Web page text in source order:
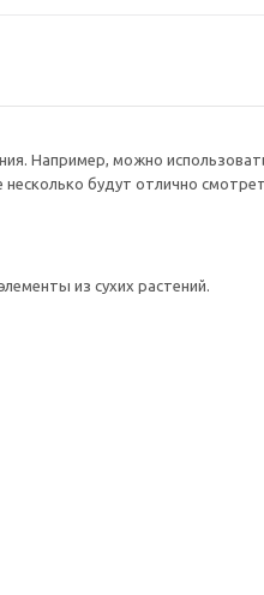
Например, можно
будут отлично
из сухих растений.